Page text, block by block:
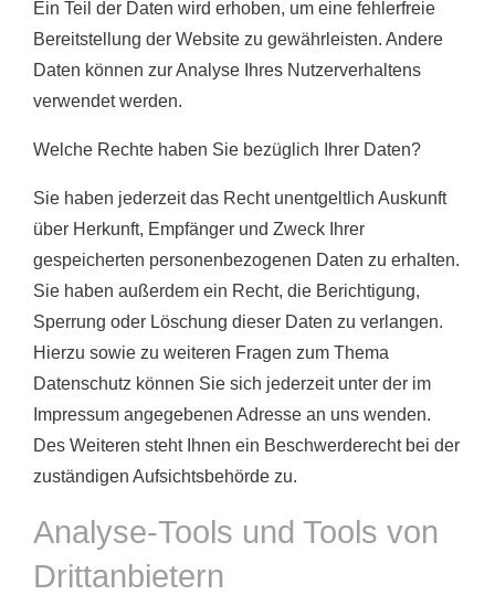
Ein Teil der Daten wird erhoben, um eine fehlerfreie
Bereitstellung der Website zu gewährleisten. Andere
Daten können zur Analyse Ihres Nutzerverhaltens
verwendet werden.
Welche Rechte haben Sie bezüglich Ihrer Daten?
Sie haben jederzeit das Recht unentgeltlich Auskunft
über Herkunft, Empfänger und Zweck Ihrer
gespeicherten personenbezogenen Daten zu erhalten.
Sie haben außerdem ein Recht, die Berichtigung,
Sperrung oder Löschung dieser Daten zu verlangen.
Hierzu sowie zu weiteren Fragen zum Thema
Datenschutz können Sie sich jederzeit unter der im
Impressum angegebenen Adresse an uns wenden.
Des Weiteren steht Ihnen ein Beschwerderecht bei der
zuständigen Aufsichtsbehörde zu.
Analyse-Tools und Tools von
Drittanbietern